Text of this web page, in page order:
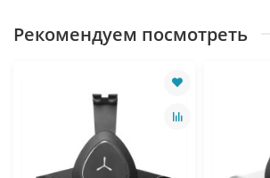
Рекомендуем посмотреть